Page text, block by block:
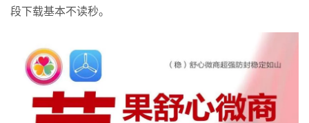
段下载基本不读秒。